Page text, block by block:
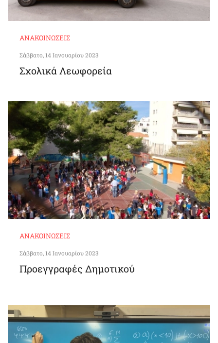
ΑΝΑΚΟΙΝΏΣΕΙΣ
Σάββατο, 14 Ιανουαρίου 2023
Σχολικά Λεωφορεία
ΑΝΑΚΟΙΝΏΣΕΙΣ
Σάββατο, 14 Ιανουαρίου 2023
Προεγγραφές Δημοτικού